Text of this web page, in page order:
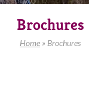
Brochures
Home » Brochures